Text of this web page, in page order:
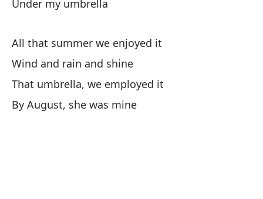
Under my umbrella
All that summer we enjoyed it
Wind and rain and shine
That umbrella, we employed it
By August, she was mine